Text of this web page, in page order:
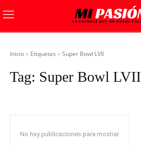
Inicio Etiquetas Super Bowl LVII
Tag: Super Bowl LVII
No hay publicaciones para mostrar